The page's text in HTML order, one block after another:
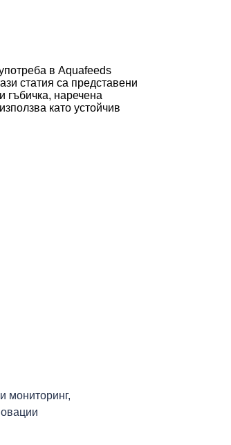
в Aquafeeds
статия са представени
гъбичка, наречена
като устойчив
мониторинг,